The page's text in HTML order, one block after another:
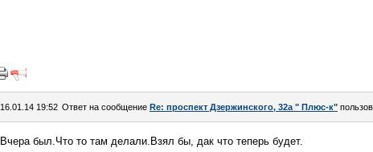
16.01.14 19:52 Ответ на сообщение Re: проспект Дзержинского, 32а " Плюс-к"
Вчера был.Что то там делали.Взял бы, дак что теперь будет.